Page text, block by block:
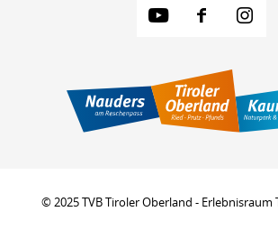
© 2025 TVB Tiroler Oberland - Erlebnisraum